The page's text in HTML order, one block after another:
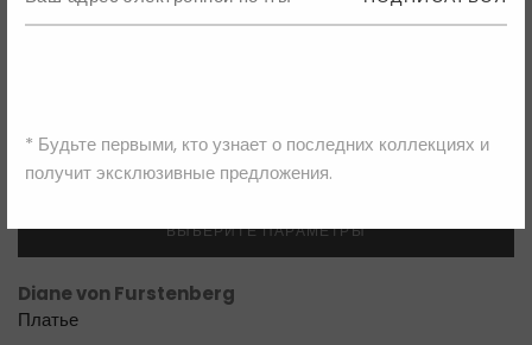
* Будьте первыми, кто узнает о последних коллекциях и
получит эксклюзивные предложения.
ВЫБЕРИТЕ ПАРАМЕТРЫ
Diane von Furstenberg
Платье